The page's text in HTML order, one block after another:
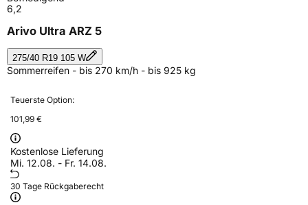
6,2
Arivo Ultra ARZ 5
275/40 R19 105 W
Sommerreifen - bis 270 km/h - bis 925 kg
Teuerste Option:
101,99 €
Kostenlose Lieferung
Mi. 12.08. - Fr. 14.08.
30 Tage Rückgaberecht